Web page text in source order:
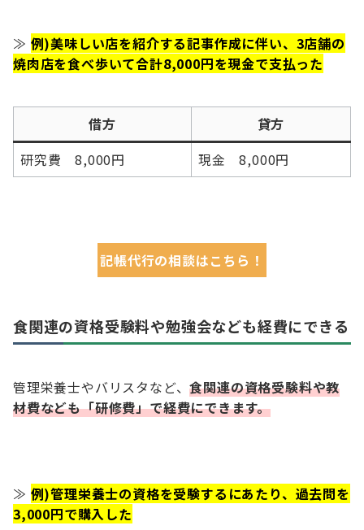
≫ 例)美味しい店を紹介する記事作成に伴い、3店舗の
焼肉店を食べ歩いて合計8,000円を現金で支払った
借方
貸方
研究費 8,000円
現金 8,000円
記帳代行の相談はこちら！
食関連の資格受験料や勉強会なども経費にできる
管理栄養士やバリスタなど、食関連の資格受験料や教
材費なども「研修費」で経費にできます。
≫ 例)管理栄養士の資格を受験するにあたり、過去問を
3,000円で購入した